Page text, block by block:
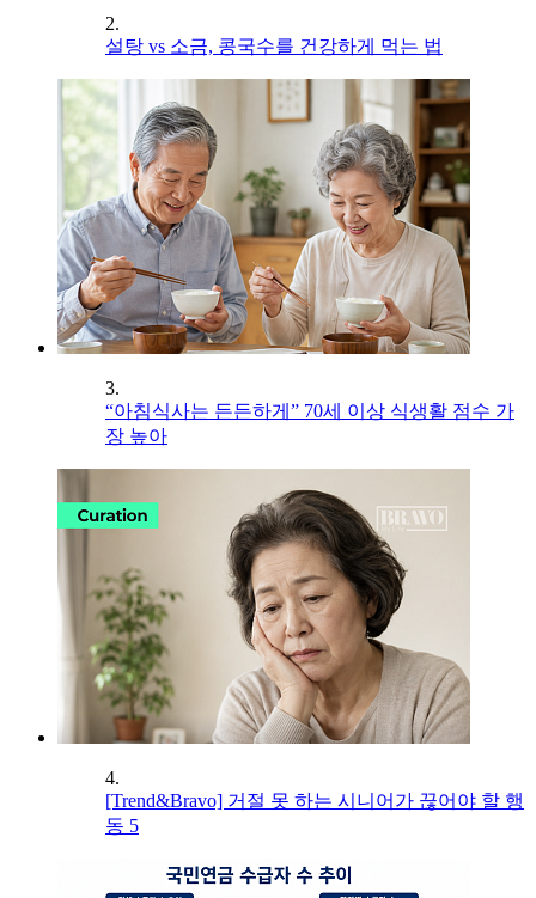
2.
설탕 vs 소금, 콩국수를 건강하게 먹는 법
3.
“아침식사는 든든하게” 70세 이상 식생활 점수 가
장 높아
4.
[Trend&Bravo] 거절 못 하는 시니어가 끊어야 할 행
동 5